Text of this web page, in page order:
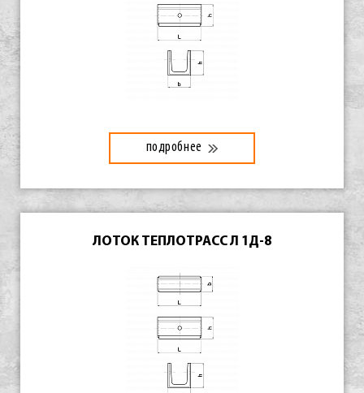
подробнее
ЛОТОК ТЕПЛОТРАСС Л 1Д-8